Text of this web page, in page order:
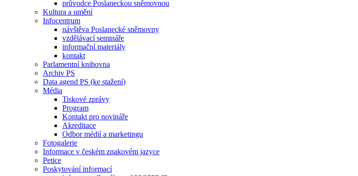
průvodce Poslaneckou sněmovnou
Kultura a umění
Infocentrum
návštěva Poslanecké sněmovny
vzdělávací semináře
informační materiály
kontakt
Parlamentní knihovna
Archiv PS
Data agend PS (ke stažení)
Média
Tiskové zprávy
Program
Kontakt pro novináře
Akreditace
Odbor médií a marketingu
Fotogalerie
Informace v českém znakovém jazyce
Petice
Poskytování informací